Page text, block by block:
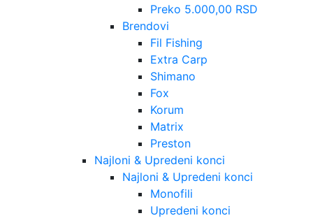
Preko 5.000,00 RSD
Brendovi
Fil Fishing
Extra Carp
Shimano
Fox
Korum
Matrix
Preston
Najloni & Upredeni konci
Najloni & Upredeni konci
Monofili
Upredeni konci